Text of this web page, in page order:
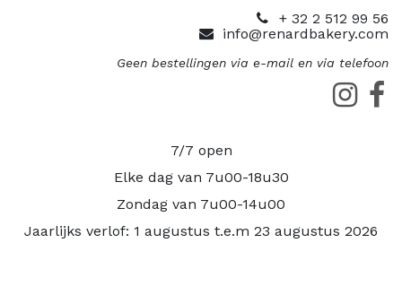
+ 32 2 512 99 56
info@renardbakery.com
Geen bestellingen via e-mail en via telefoon
7/7 open
Elke dag van 7u00-18u30
Zondag van 7u00-14u00
Jaarlijks verlof: 1 augustus t.e.m 23 augustus 2026